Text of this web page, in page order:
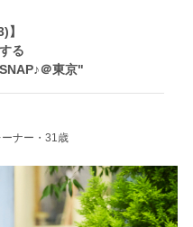
る
＠東京"
ナー・31歳